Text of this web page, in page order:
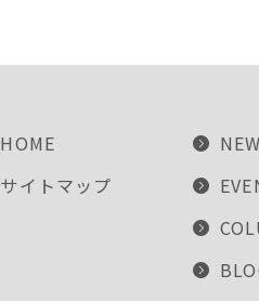
HOME
サイトマップ